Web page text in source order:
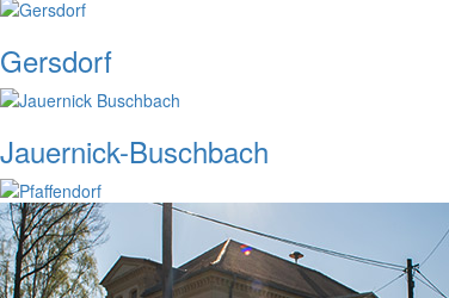
Gersdorf
Jauernick-Buschbach